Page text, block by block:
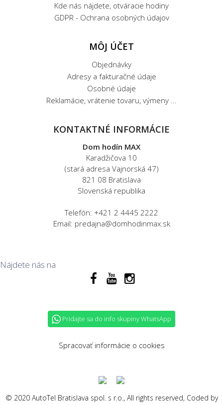
Kde nás nájdete, otváracie hodiny
GDPR - Ochrana osobných údajov
MÔJ ÚČET
Objednávky
Adresy a fakturačné údaje
Osobné údaje
Reklamácie, vrátenie tovaru, výmeny ...
KONTAKTNÉ INFORMÁCIE
Dom hodín MAX
Karadžičova 10
(stará adresa Vajnorská 47)
821 08 Bratislava
Slovenská republika
Telefón: +421 2 4445 2222
Email: predajna@domhodinmax.sk
Nájdete nás na
Pridajte sa do info skupiny WhatsApp
Spracovať informácie o cookies
© 2020 AutoTel Bratislava spol. s r.o., All rights reserved, Coded by